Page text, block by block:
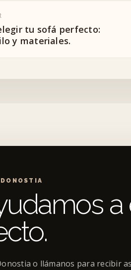
tu sofá perfecto:
y materiales.
o llámanos para recibir